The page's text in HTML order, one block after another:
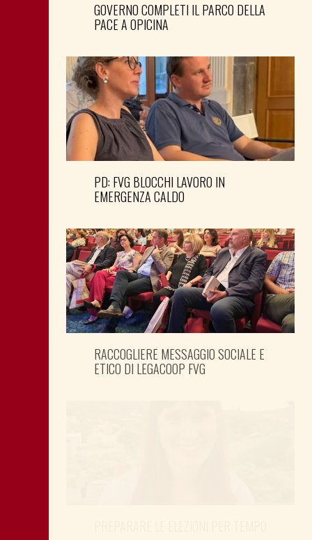
GOVERNO COMPLETI IL PARCO DELLA
PACE A OPICINA
PD: FVG BLOCCHI LAVORO IN
EMERGENZA CALDO
RACCOGLIERE MESSAGGIO SOCIALE E
ETICO DI LEGACOOP FVG